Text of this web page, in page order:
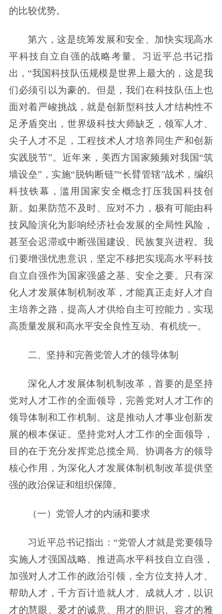
的比较优势。
第六，这是统筹发展和安全、加快实现高水
平科技自立自强的战略考量。习近平总书记指
出，“我国科技队伍规模是世界上最大的，这是我
们必须引以为豪的。但是，我们在科技队伍上也
面对着严峻挑战，就是创新型科技人才结构性不
足矛盾突出，世界级科技大师缺乏，领军人才、
尖子人才不足，工程技术人才培养同生产和创新
实践脱节”。近年来，美西方国家频频对我国“筑
墙设垒”，实施“脱钩断链”“长臂管辖”战术，编织
科技铁幕，滥用国家安全概念打压我国科技创
新。如果防范不及时、应对不力，极有可能由科
技风险演化为影响经济社会发展的全局性风险，
甚至会迟滞或中断强国建设、民族复兴进程。我
们要增强忧患意识，坚定不移把实现高水平科技
自立自强作为国家强盛之基、安全之要。只有深
化人才发展体制机制改革，才能真正走好人才自
主培养之路，提高人才供给自主可控能力，实现
高质量发展和高水平安全良性互动、有机统一。
二、坚持和完善党管人才的领导体制
深化人才发展体制机制改革，首要的是坚持
党对人才工作的全面领导，完善党对人才工作的
领导体制和工作机制。这是推动人才事业创新发
展的根本保证。坚持党对人才工作的全面领导，
目的在于充分发挥党总揽全局、协调各方的领导
核心作用，为深化人才发展体制机制改革提供坚
强的政治保证和组织保障。
（一）党管人才的内涵和要求
习近平总书记指出：“党管人才就是党要领导
实施人才强国战略、推进高水平科技自立自强，
加强对人才工作的政治引领，全方位支持人才、
帮助人才，千方百计造就人才、成就人才，以识
才的慧眼、爱才的诚意、用才的胆识、容才的雅